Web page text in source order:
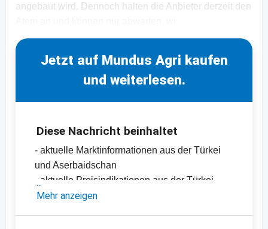
angebaut wird. Dennoch halten die Anbieter derzeit den
Jetzt auf Mundus Agri kaufen
und weiterlesen.
Diese Nachricht beinhaltet
- aktuelle Marktinformationen aus der Türkei
und Aserbaidschan
- aktuelle Preisindikationen aus der Türkei
-Preischart für Haselnusskerne, natur, 11/13
Mehr anzeigen